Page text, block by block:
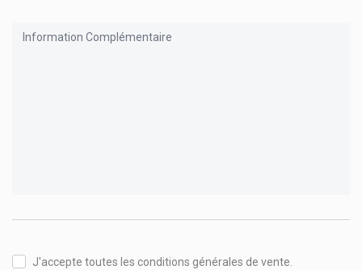
J'accepte toutes les conditions générales de vente.